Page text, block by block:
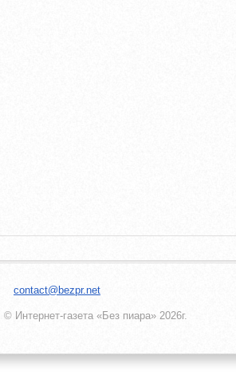
contact@bezpr.net
© Интернет-газета «Без пиара» 2026г.